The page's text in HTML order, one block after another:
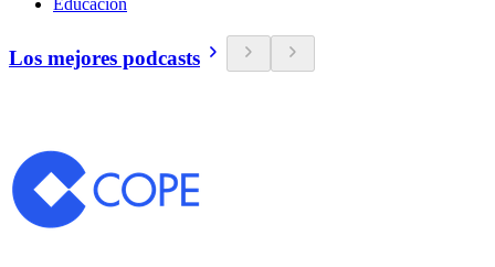
Educación
Los mejores podcasts